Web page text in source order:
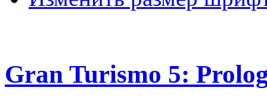
Gran Turismo 5: